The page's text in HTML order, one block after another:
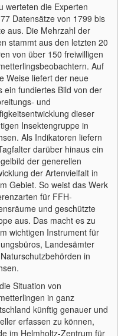
werteten die Experten
Datensätze von 1799 bis
aus. Die Mehrzahl der
stammt aus den letzten 20
von über 150 freiwilligen
Auf
Weise liefert der neue
ein fundiertes Bild von der
und
dieser
Insektengruppe in
Als Indikatoren liefern
darüber hinaus ein
der generellen
der Artenvielfalt in
Gebiet. So weist das Werk
für FFH-
und geschützte
aus. Das macht es zu
wichtigen Instrument für
Landesämter
in
Situation von
in ganz
künftig genauer und
erfassen zu können,
im Helmholtz-Zentrum für